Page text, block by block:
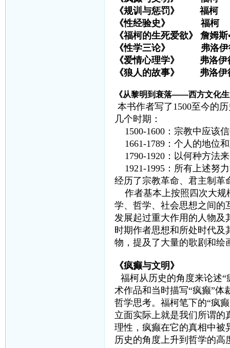
《规训与惩罚》 福
《性经验史》 福柯
《福柯的生死爱欲》 詹姆
《性学三论》 弗洛
《爱情心理学》 弗洛
《狼人的故事》 弗洛
《从黎明到衰落——西方文化
本书作者写了1500至今的
几个时期：
1500-1600：宗教中应该
1661-1789：个人的地位
1790-1920：以何种方法
1921-1995：所有上述努
经历了宗教革命、君主制革
作者基本上按照四次大规
学、哲学、社会思想之间的
发展起过重大作用的人物及
时期作者思想和所处时代及
物，提及了大量的歌剧和绘
《疯癫与文明》
福柯从历史的角度来论述
术作品和当时描写“疯癫”
哲学思考。福柯笔下的“疯
立面实际上就是我们所谓的
理性，疯癫在它的真相中被
历史的角度上升到哲学的高